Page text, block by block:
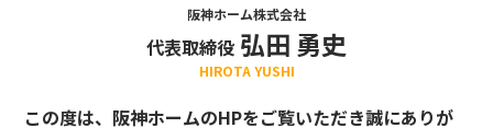
阪神ホーム株式会社
代表取締役 弘田 勇史
HIROTA YUSHI
この度は、阪神ホームのHPをご覧いただき誠にありが